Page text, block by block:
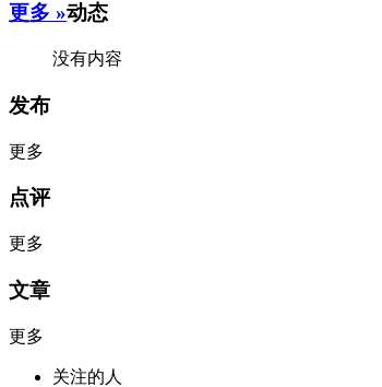
更多 »动态
没有内容
发布
更多
点评
更多
文章
更多
关注的人